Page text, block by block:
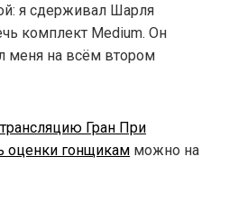
я сдерживал Шарля
комплект Medium. Он
меня на всём втором
Гран При
оценки гонщикам можно на